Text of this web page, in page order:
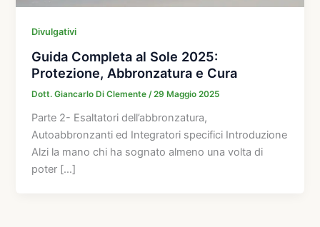
Divulgativi
Guida Completa al Sole 2025:
Protezione, Abbronzatura e Cura
Dott. Giancarlo Di Clemente/29 Maggio 2025
Parte 2- Esaltatori dell’abbronzatura,
Autoabbronzanti ed Integratori specifici Introduzione
Alzi la mano chi ha sognato almeno una volta di
poter […]